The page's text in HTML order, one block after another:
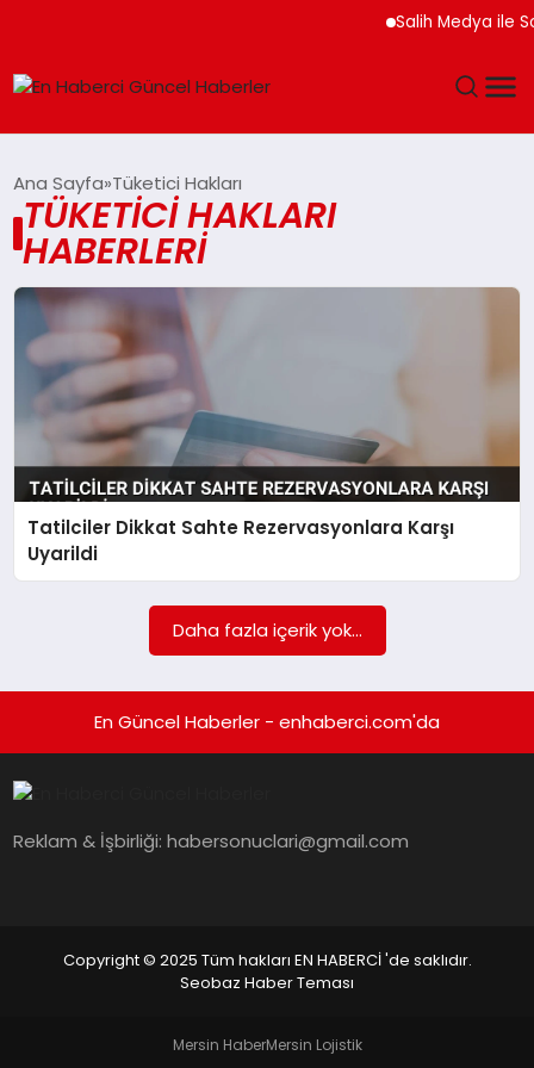
Salih Medya ile
SPOR
SAĞLIK
TEKNOLOJI
MAGAZIN
DÜNYA
EKONOMI
Ana Sayfa Tüketici Hakları
TÜKETICI HAKLARI
HABERLERI
Tatilciler Dikkat Sahte Rezervasyonlara Karşı
Uyarildi
Daha fazla içerik yok...
En Güncel Haberler - enhaberci.com'da
Reklam & İşbirliği:habersonuclari@gmail.com
Copyright © 2025 Tüm hakları EN HABERCİ 'de saklıdır.
Seobaz Haber Teması
Mersin HaberMersin Lojistik